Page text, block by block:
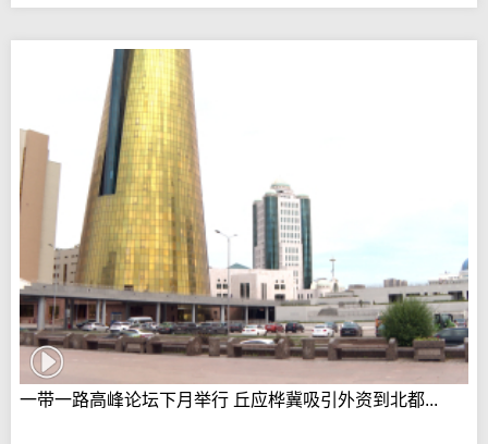
一带一路高峰论坛下月举行 丘应桦冀吸引外资到北都...